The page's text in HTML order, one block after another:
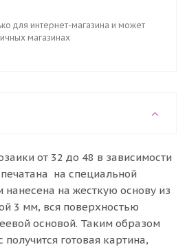
для интернет-магазина и может
магазинах
от 32 до 48 в зависимости
на специальной
нанесена на жесткую основу из
3 мм, вся поверхностью
основой. Таким образом
готовая картина,